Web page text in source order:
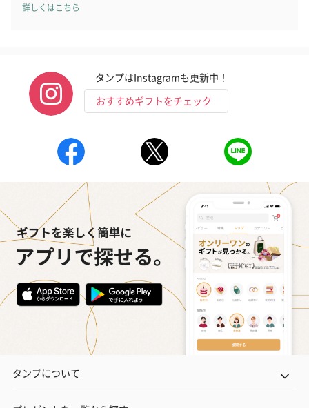
詳しくはこちら
タンプはInstagramも更新中！
おすすめギフトをチェック
タンプについて